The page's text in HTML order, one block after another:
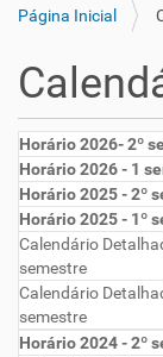
Página Inicial
Horário 2026- 2º
Horário 2026 - 1
Horário 2025 - 2º
Horário 2025 - 1º
Calendário
semestre
Calendário
semestre
Horário 2024 - 2º